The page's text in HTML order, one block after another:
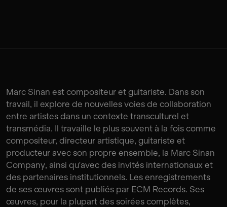
Marc Sinan est compositeur et guitariste. Dans son
travail, il explore de nouvelles voies de collaboration
entre artistes dans un contexte transculturel et
transmédia. Il travaille le plus souvent à la fois comme
compositeur, directeur artistique, guitariste et
producteur avec son propre ensemble, la Marc Sinan
Company, ainsi qu'avec des invités internationaux et
des partenaires institutionnels. Les enregistrements
de ses œuvres sont publiés par ECM Records. Ses
œuvres, pour la plupart des soirées complètes,